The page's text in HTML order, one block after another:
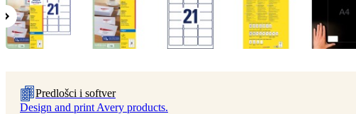
Predlošci i softver
Design and print Avery products.